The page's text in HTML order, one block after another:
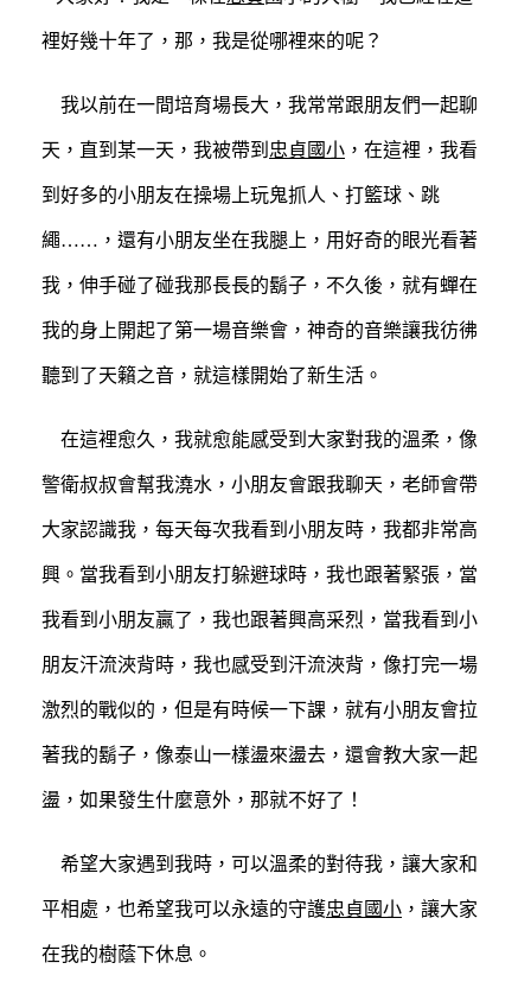
裡好幾十年了，那，我是從哪裡來的呢？
我以前在一間培育場長大，我常常跟朋友們一起聊
天，直到某一天，我被帶到 忠貞國小 ，在這裡，我看
到好多的小朋友在操場上玩鬼抓人、打籃球、跳
繩……，還有小朋友坐在我腿上，用好奇的眼光看著
我，伸手碰了碰我那長長的鬍子，不久後，就有蟬在
我的身上開起了第一場音樂會，神奇的音樂讓我彷彿
聽到了天籟之音，就這樣開始了新生活。
在這裡愈久，我就愈能感受到大家對我的溫柔，像
警衛叔叔會幫我澆水，小朋友會跟我聊天，老師會帶
大家認識我，每天每次我看到小朋友時，我都非常高
興。當我看到小朋友打躲避球時，我也跟著緊張，當
我看到小朋友贏了，我也跟著興高采烈，當我看到小
朋友汗流浹背時，我也感受到汗流浹背，像打完一場
激烈的戰似的，但是有時候一下課，就有小朋友會拉
著我的鬍子，像泰山一樣盪來盪去，還會教大家一起
盪，如果發生什麼意外，那就不好了！
希望大家遇到我時，可以溫柔的對待我，讓大家和
平相處，也希望我可以永遠的守護忠貞國小 ，讓大家
在我的樹蔭下休息。